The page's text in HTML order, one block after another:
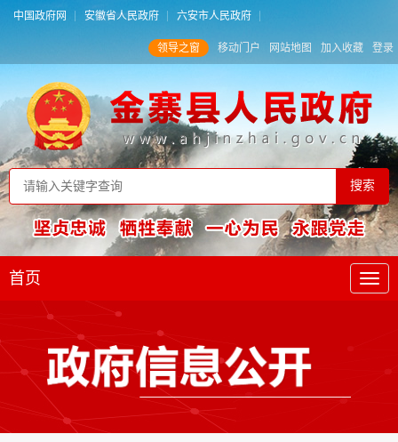
中国政府网 安徽省人民政府 六安市人民政府
领导之窗 移动门户 网站地图 加入收藏 登录
首页